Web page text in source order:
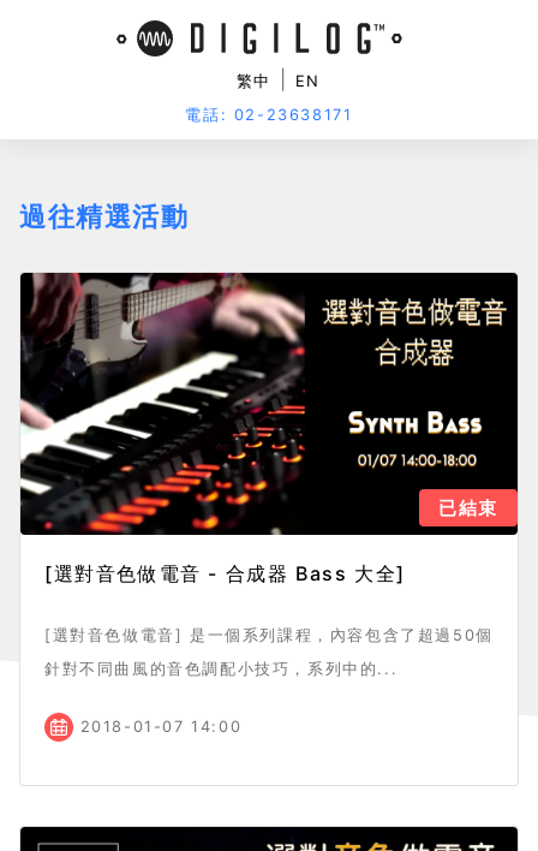
繁中
EN
電話: 02-23638171
過往精選活動
已結束
[選對音色做電音 - 合成器 Bass 大全]
[選對音色做電音] 是一個系列課程，內容包含了超過50個
針對不同曲風的音色調配小技巧，系列中的...
2018-01-07 14:00